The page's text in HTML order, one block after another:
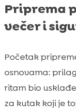
Priprema
večer i
Početak
osnovama:
ritam bio
za kutak koji je